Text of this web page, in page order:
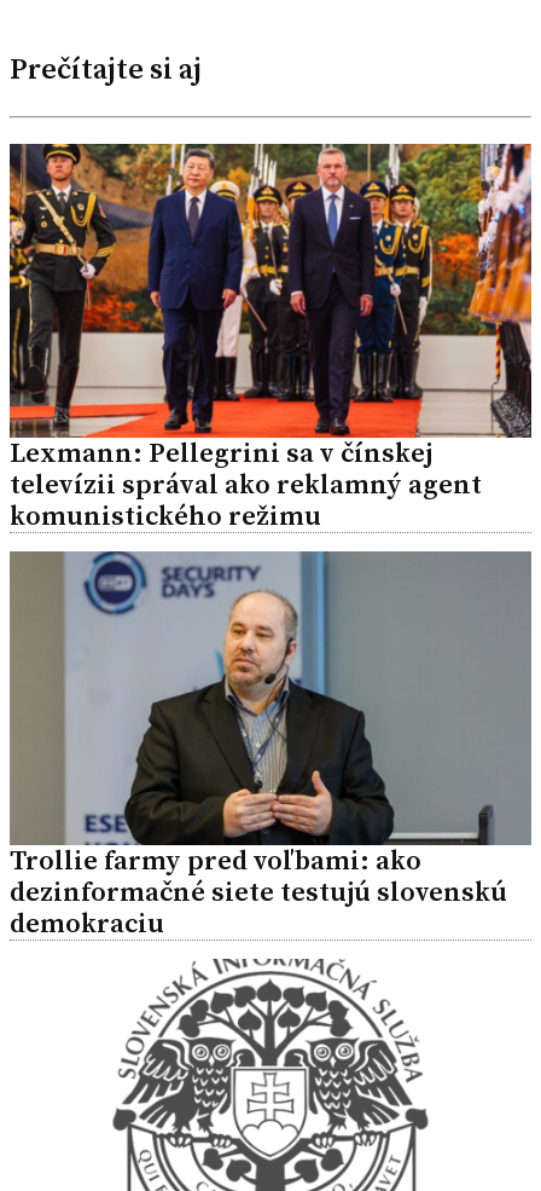
Prečítajte si aj
Lexmann: Pellegrini sa v čínskej
televízii správal ako reklamný agent
komunistického režimu
Trollie farmy pred voľbami: ako
dezinformačné siete testujú slovenskú
demokraciu